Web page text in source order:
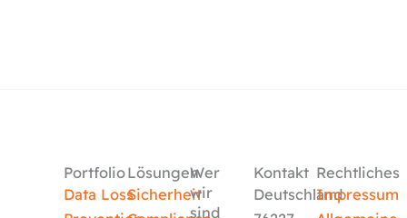
Portfolio
Data Loss
Lösungen
Sicherheit
Wer
wir
sind
Kontakt
Deutschland
Rechtliches
Impressum